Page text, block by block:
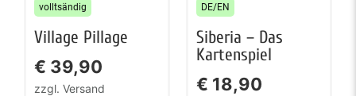
volltsändig
Village Pillage
€ 39,90
zzgl. Versand
DE/EN
Siberia – Das
Kartenspiel
€ 18,90